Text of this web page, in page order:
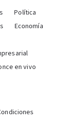
Política
Economía
en vivo